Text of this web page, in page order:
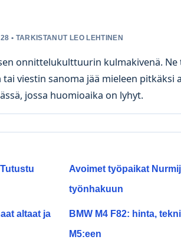
• TARKISTANUT LEO LEHTINEN
onnittelukulttuurin kulmakivenä. Ne
viestin sanoma jää mieleen pitkäksi
jossa huomioaika on lyhyt.
Avoimet työpaikat
työnhakuun
altaat ja
BMW M4 F82: hinta,
M5:een